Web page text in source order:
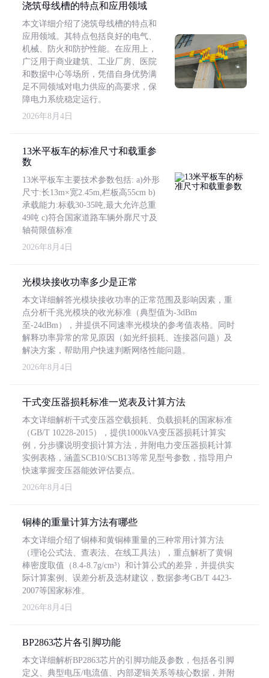
浇筑母线槽的特点和应用领域
本文详细介绍了浇筑母线槽的特点和
应用领域。其特点包括良好的电气、
机械、防火和防护性能。在应用上，
广泛用于商业建筑、工业厂房、医院
和数据中心等场所，凭借自身优势满
足不同领域对电力供应的高要求，保
障电力系统稳定运行。
2026年8月4日
13米平板车的标准尺寸和载重参
数
13米平板车主要技术参数包括: a)外形
尺寸:长13m×宽2.45m,栏板高55cm b)
承载能力:标载30-35吨,最大允许总重
49吨 c)符合国家道路车辆外廓尺寸及
轴荷限值标准
2026年8月4日
光模块接收功率多少是正常
本文详细解答光模块接收功率的正常范围及影响因素，重
点分析千兆光模块的收光标准（典型值为-3dBm
至-24dBm），并提供不同速率光模块的参考值表格。同时
解释功率异常的常见原因（如光纤损耗、连接器问题）及
解决方案，帮助用户快速判断网络性能问题。
2026年8月4日
干式变压器损耗标准一览表及计算方法
本文详细解析干式变压器空载损耗、负载损耗的国家标准
（GB/T 10228-2015），提供1000kVA变压器损耗计算实
例，分步骤说明变损计算方法，并附电力变压器损耗计算
实例表格，涵盖SCB10/SCB13等常见型号参数，指导用户
快速掌握变压器能效评估要点。
2026年8月4日
铜棒的重量计算方法有哪些
本文详细介绍了铜棒和黄铜棒重量的三种常用计算方法
（理论公式法、查表法、在线工具法），重点解析了黄铜
棒密度取值（8.4-8.7g/cm³）和计算公式的差异，并提供实
际计算案例、误差分析及选材建议，数据参考GB/T 4423-
2007等国家标准。
2026年8月4日
BP2863芯片各引脚功能
本文详细解析BP2863芯片的引脚功能及参数，包括各引脚
定义、典型电压/电流值、内部逻辑关系等核心数据，并附